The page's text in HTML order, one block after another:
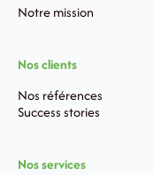
Notre mission
Nos clients
Nos références
Success stories
Nos services